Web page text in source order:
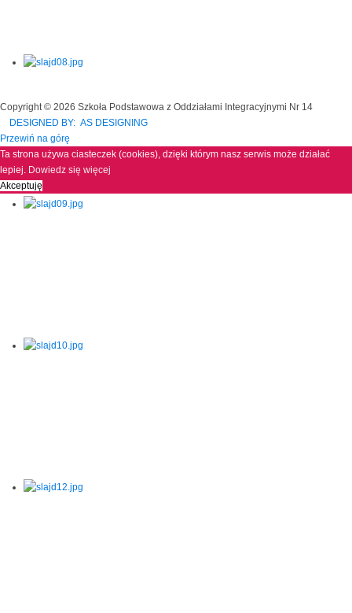
Copyright © 2026 Szkoła Podstawowa z Oddziałami Integracyjnymi Nr 14
DESIGNED BY: AS DESIGNING
Przewiń na górę
Ta strona używa ciasteczek (cookies), dzięki którym nasz serwis może działać
lepiej. Dowiedz się więcej
Akceptuję